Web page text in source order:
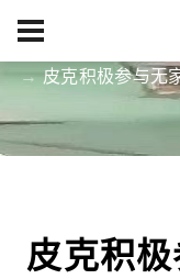
皮克积极参与无
皮克积